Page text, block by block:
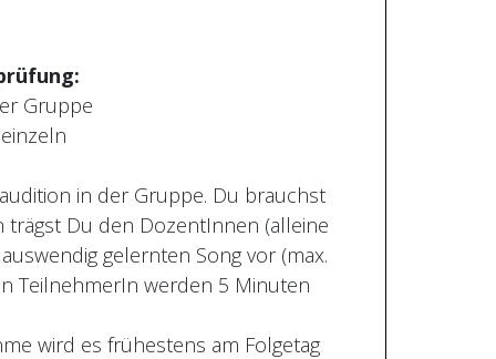
Gruppe
in der Gruppe. Du brauchst
trägst Du den DozentInnen (alleine
gelernten Song vor (max.
TeilnehmerIn werden 5 Minuten
wird es frühestens am Folgetag